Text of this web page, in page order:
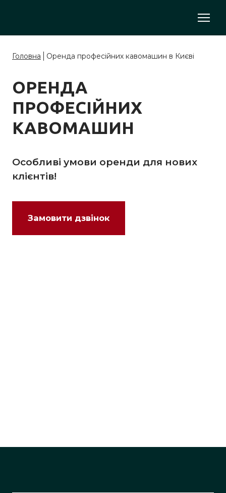
Головна Оренда професійних кавомашин в Києві
ОРЕНДА
ПРОФЕСІЙНИХ
КАВОМАШИН
Особливі умови оренди для нових
клієнтів!
Замовити дзвінок